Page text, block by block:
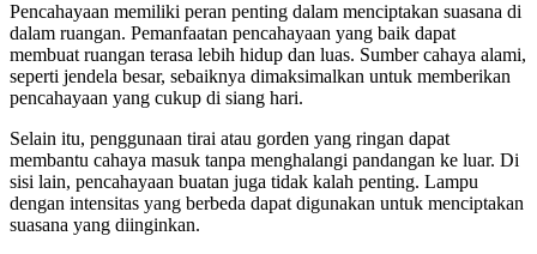
Pencahayaan memiliki peran penting dalam menciptakan suasana di
dalam ruangan. Pemanfaatan pencahayaan yang baik dapat
membuat ruangan terasa lebih hidup dan luas. Sumber cahaya alami,
seperti jendela besar, sebaiknya dimaksimalkan untuk memberikan
pencahayaan yang cukup di siang hari.
Selain itu, penggunaan tirai atau gorden yang ringan dapat
membantu cahaya masuk tanpa menghalangi pandangan ke luar. Di
sisi lain, pencahayaan buatan juga tidak kalah penting. Lampu
dengan intensitas yang berbeda dapat digunakan untuk menciptakan
suasana yang diinginkan.